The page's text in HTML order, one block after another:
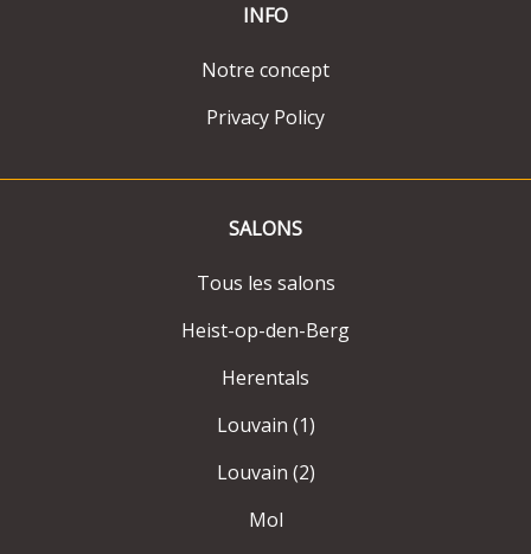
INFO
Notre concept
Privacy Policy
SALONS
Tous les salons
Heist-op-den-Berg
Herentals
Louvain (1)
Louvain (2)
Mol